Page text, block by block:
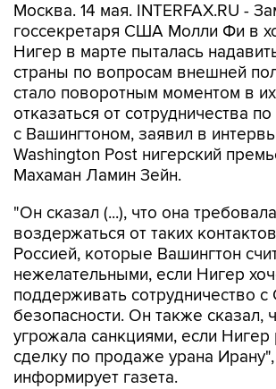
Москва. 14 мая. INTERFAX.RU -
госсекретаря США Молли Фи в
Нигер в марте пыталась
страны по вопросам внешней
стало поворотным моментом в
отказаться от сотрудничества
с Вашингтоном, заявил в
Washington Post нигерский
Махаман Ламин Зейн.
"Он сказал (...), что она требовала
воздержаться от таких
Россией, которые Вашингтон
нежелательными, если Нигер
поддерживать сотрудничество
безопасности. Он также сказал,
угрожала санкциями, если Нигер
сделку по продаже урана
информирует газета.